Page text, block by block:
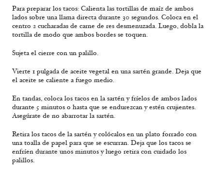
Para preparar los tacos: Calienta las tortillas de maíz de ambos
lados sobre una llama directa durante 30 segundos. Coloca en el
centro 2 cucharadas de carne de res desmenuzada. Luego, dobla la
tortilla de modo que ambos bordes se toquen.
Sujeta el cierre con un palillo.
Vierte 1 pulgada de aceite vegetal en una sartén grande. Deja que
el aceite se caliente a fuego medio.
En tandas, coloca los tacos en la sartén y fríelos de ambos lados
durante 5 minutos o hasta que se endurezcan y estén crujientes.
Asegúrate de no abarrotar la sartén.
Retira los tacos de la sartén y colócalos en un plato forrado con
una toalla de papel para que se escurran. Deja que los tacos se
enfríen durante unos minutos y luego retira con cuidado los
palillos.